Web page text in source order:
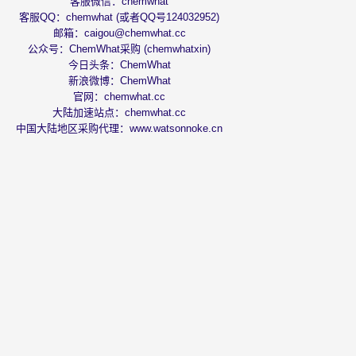
客服QQ：chemwhat (或者QQ号124032952)
邮箱： caigou@chemwhat.cc
公众号：ChemWhat采购 (chemwhatxin)
今日头条： ChemWhat
新浪微博： ChemWhat
官网：chemwhat.cc
大陆加速站点：chemwhat.cc
中国大陆地区采购代理：www.watsonnoke.cn